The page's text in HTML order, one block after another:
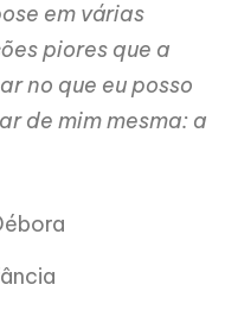
em várias
piores que a
no que eu posso
de mim mesma: a